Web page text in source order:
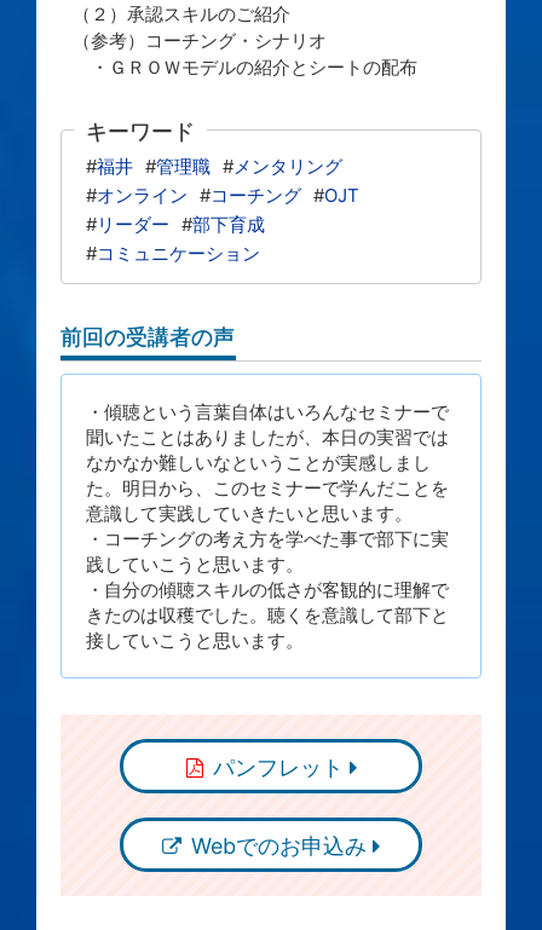
（２）承認スキルのご紹介
（参考）コーチング・シナリオ
・ＧＲＯＷモデルの紹介とシートの配布
キーワード
#福井 #管理職 #メンタリング
#オンライン #コーチング #OJT
#リーダー #部下育成
#コミュニケーション
前回の受講者の声
・傾聴という言葉自体はいろんなセミナーで
聞いたことはありましたが、本日の実習では
なかなか難しいなということが実感しまし
た。明日から、このセミナーで学んだことを
意識して実践していきたいと思います。
・コーチングの考え方を学べた事で部下に実
践していこうと思います。
・自分の傾聴スキルの低さが客観的に理解で
きたのは収穫でした。聴くを意識して部下と
接していこうと思います。
パンフレット
Webでのお申込み